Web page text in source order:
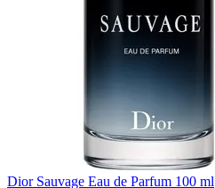
Dior Sauvage Eau de Parfum 100 ml